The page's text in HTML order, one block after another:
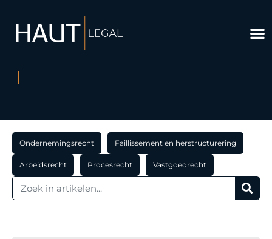
Ondernemingsrecht Faillissement en herstructurering
Arbeidsrecht Procesrecht Vastgoedrecht